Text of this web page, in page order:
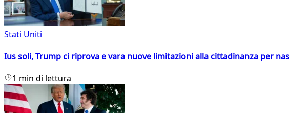
Stati Uniti
Ius soli, Trump ci riprova e vara nuove limitazioni alla cittadinanza per
1 min di lettura